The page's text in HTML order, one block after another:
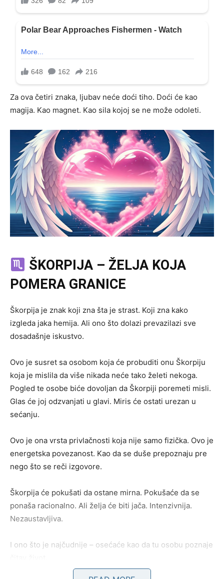
Za ova četiri znaka, ljubav neće doći tiho. Doći će kao
magija. Kao magnet. Kao sila kojoj se ne može odoleti.
ŠKORPIJA – ŽELJA KOJA
POMERA GRANICE
Škorpija je znak koji zna šta je strast. Koji zna kako
izgleda jaka hemija. Ali ono što dolazi prevazilazi sve
dosadašnje iskustvo.
Ovo je susret sa osobom koja će probuditi onu Škorpiju
koja je mislila da više nikada neće tako želeti nekoga.
Pogled te osobe biće dovoljan da Škorpiji poremeti misli.
Glas će joj odzvanjati u glavi. Miris će ostati urezan u
sećanju.
Ovo je ona vrsta privlačnosti koja nije samo fizička. Ovo je
energetska povezanost. Kao da se duše prepoznaju pre
nego što se reči izgovore.
Škorpija će pokušati da ostane mirna. Pokušaće da se
ponaša racionalno. Ali želja će biti jača. Intenzivnija.
Nezaustavljiva.
I ono što je najčudnije – osećaće kao da tu osobu poznaje